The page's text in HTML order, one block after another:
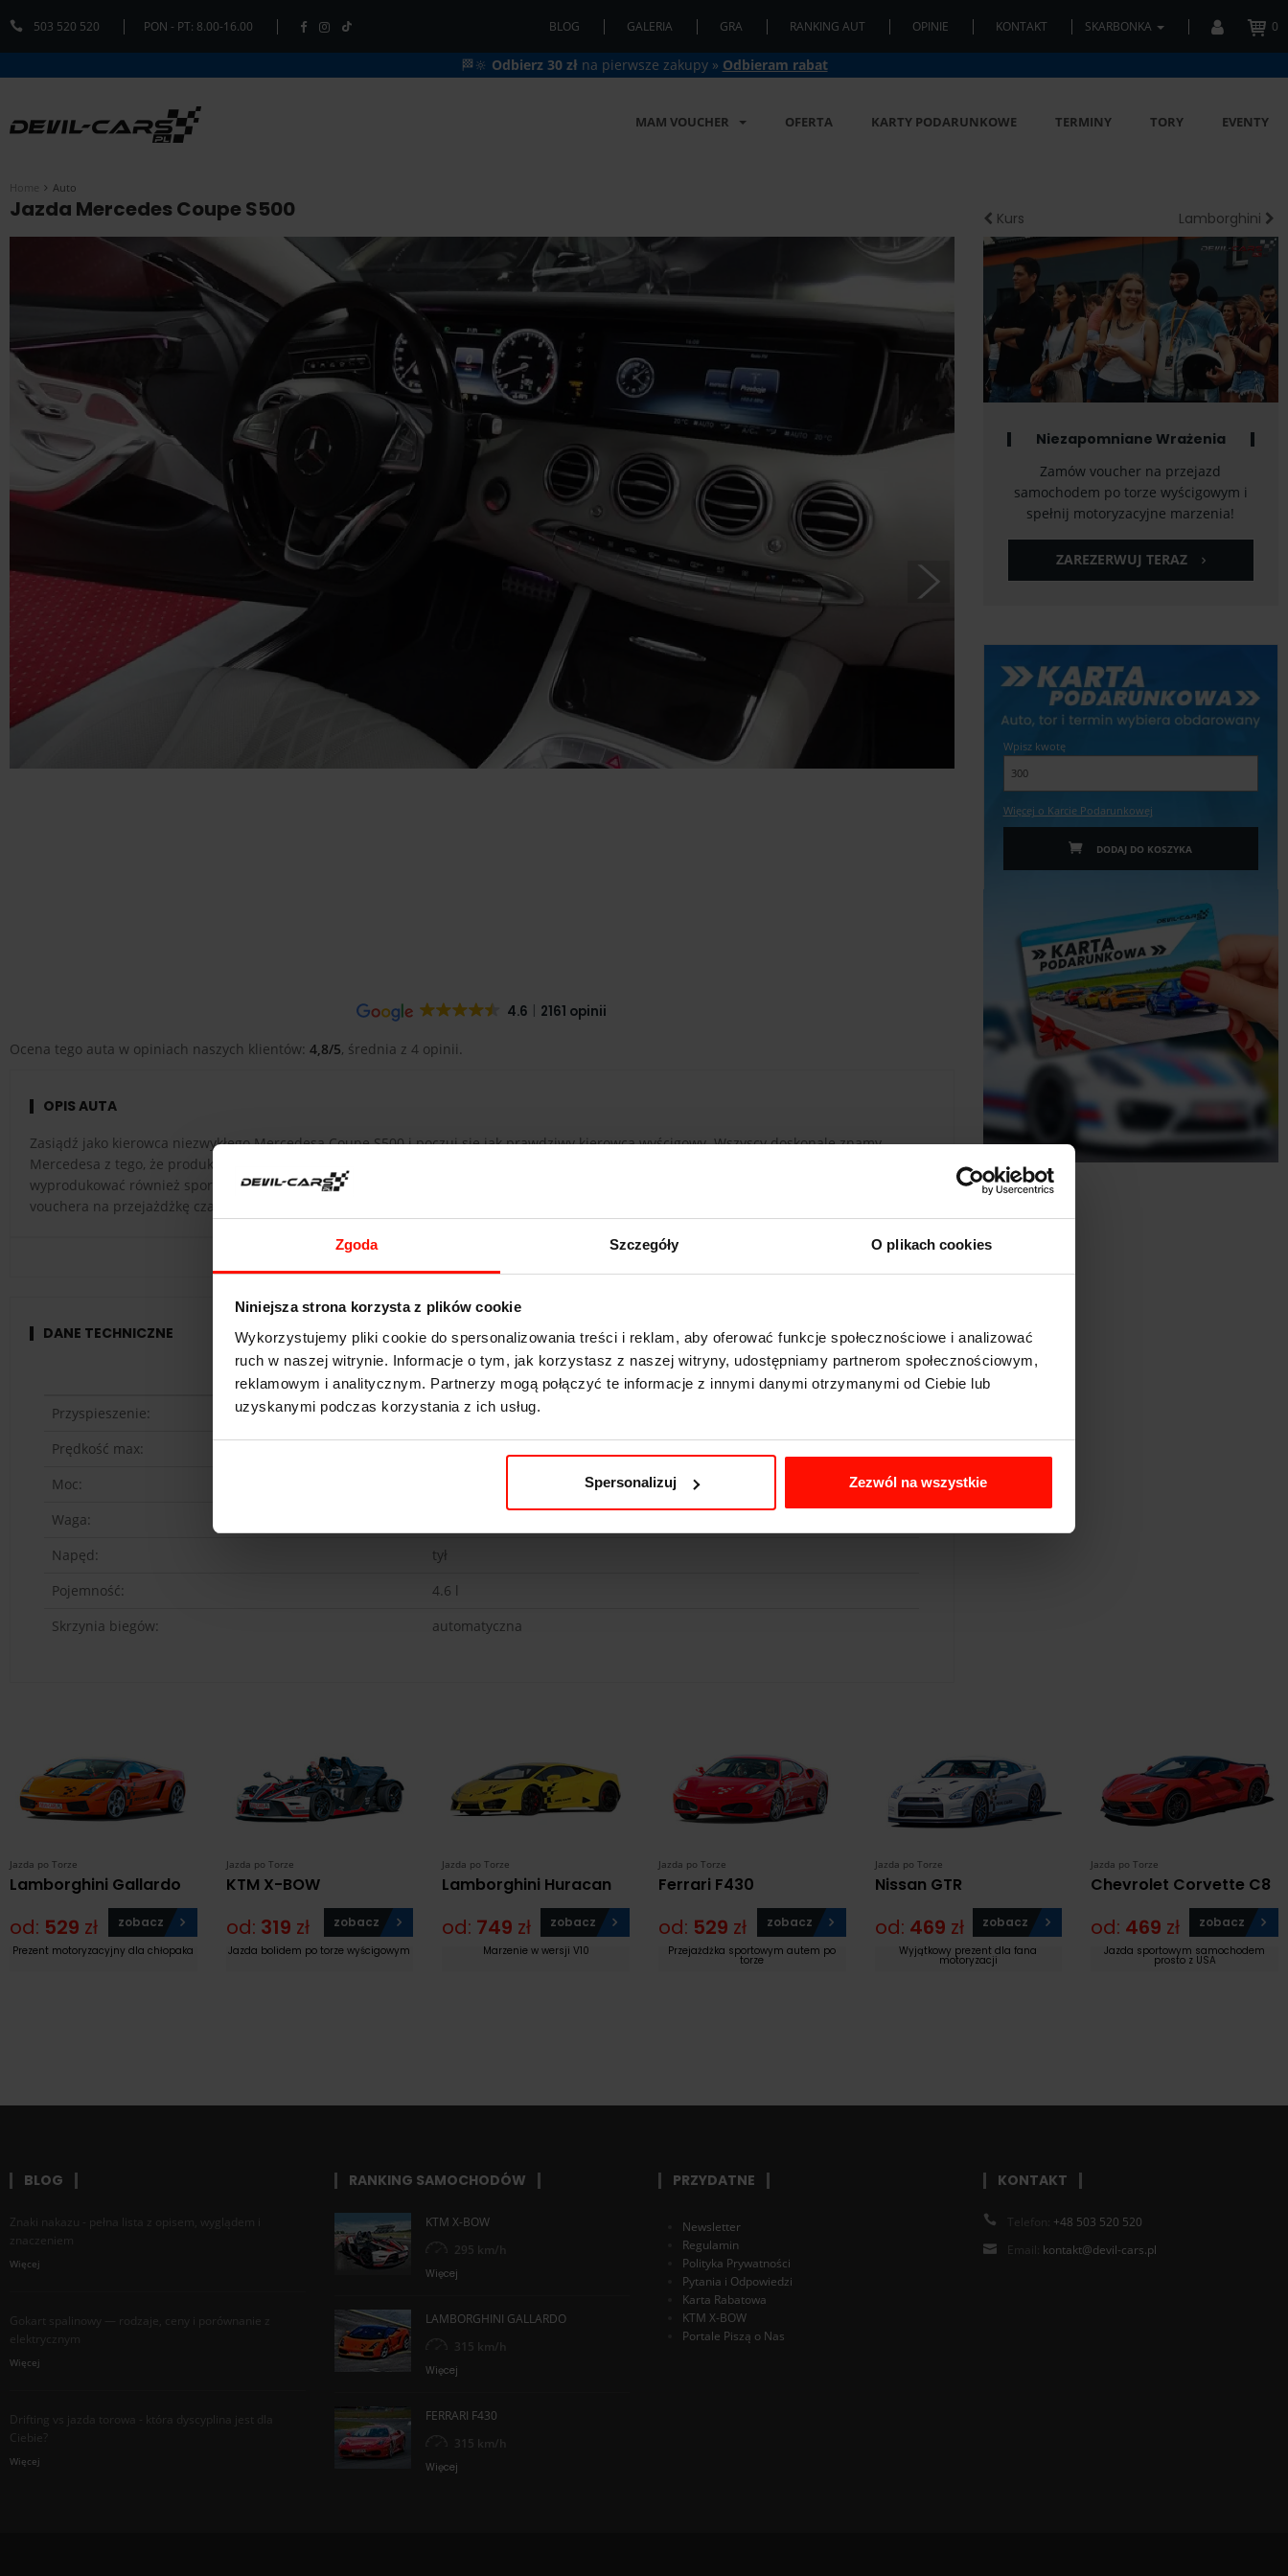
Zgoda Szczegóły O plikach cookies
Niniejsza strona korzysta z plików cookie
Wykorzystujemy pliki cookie do spersonalizowania treści i reklam, aby oferować funkcje społecznościowe i analizować
ruch w naszej witrynie. Informacje o tym, jak korzystasz z naszej witryny, udostępniamy partnerom społecznościowym,
reklamowym i analitycznym. Partnerzy mogą połączyć te informacje z innymi danymi otrzymanymi od Ciebie lub
uzyskanymi podczas korzystania z ich usług.
Spersonalizuj Zezwól na wszystkie
503 520 520 PON - PT: 8.00-16.00 BLOG GALERIA GRA RANKING AUT OPINIE KONTAKT SKARBONKA 0
🏁🔆 Odbierz 30 zł na pierwsze zakupy » Odbieram rabat
MAM VOUCHER OFERTA KARTY PODARUNKOWE TERMINY TORY EVENTY
Home Auto
Jazda Mercedes Coupe S500
4.6 2161 opinii
Ocena tego auta w opiniach naszych klientów: 4,8/5, średnia z 4 opinii.
OPIS AUTA
Zasiądź jako kierowca niezwykłego Mercedesa Coupe S500 i poczuj się jak prawdziwy kierowca wyścigowy. Wszyscy doskonale znamy
Mercedesa z tego, że produkuje niezawodne i eleganckie samochody. Nie wszyscy jednak wiedzą, że ten niemiecki koncern potrafi
wyprodukować również sportowy samochód, który na drogach wyczyniać potrafi prawdziwe cuda. Serdecznie zachęcamy Cię do wyboru
vouchera na przejażdżkę czarnym Mercedesem Coupe S500, który do setki rozpędza się zaledwie w nieco ponad 4 sekundy!
DANE TECHNICZNE
Mercedes Coupe S500
Przyspieszenie:
4.8s do 100 km/h
Prędkość max:
Moc:
Waga:
Napęd:
tył
Pojemność:
4.6 l
Skrzynia biegów:
automatyczna
Kurs Lamborghini
Niezapomniane Wrażenia
Zamów voucher na przejazd
samochodem po torze wyścigowym i
spełnij motoryzacyjne marzenia!
ZAREZERWUJ TERAZ
Wpisz kwotę
Więcej o Karcie Podarunkowej
DODAJ DO KOSZYKA
Jazda po Torze
Lamborghini Gallardo
od: 529 zł zobacz
Prezent motoryzacyjny dla chłopaka
Jazda po Torze
KTM X-BOW
od: 319 zł zobacz
Jazda bolidem po torze wyścigowym
Jazda po Torze
Lamborghini Huracan
od: 749 zł zobacz
Marzenie w wersji V10
Jazda po Torze
Ferrari F430
od: 529 zł zobacz
Przejażdżka sportowym autem po
torze
Jazda po Torze
Nissan GTR
od: 469 zł zobacz
Wyjątkowy prezent dla fana
motoryzacji
Jazda po Torze
Chevrolet Corvette C8
od: 469 zł zobacz
Jazda sportowym samochodem
prosto z USA
BLOG
Znaki nakazu - pełna lista z opisem, wyglądem i
znaczeniem
Więcej
Gokart spalinowy — rodzaje, ceny i porównanie z
elektrycznym
Więcej
Drifting vs jazda torowa - która dyscyplina jest dla
Ciebie?
Więcej
RANKING SAMOCHODÓW
KTM X-BOW
295 km/h
Więcej
LAMBORGHINI GALLARDO
315 km/h
Więcej
FERRARI F430
315 km/h
Więcej
PRZYDATNE
Newsletter
Regulamin
Polityka Prywatności
Pytania i Odpowiedzi
Karta Rabatowa
KTM X-BOW
Portale Piszą o Nas
KONTAKT
Telefon: +48 503 520 520
Email: kontakt@devil-cars.pl